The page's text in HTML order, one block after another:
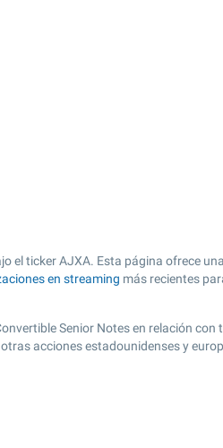
el ticker AJXA. Esta página ofrece
en streaming más recientes
Senior Notes en relación con
acciones estadounidenses y